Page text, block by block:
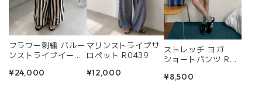
フラワー刺繍 バルー
ンストライプイー
¥24,000
マリンストライプサ
ロペット R0439
¥12,000
ストレッチ ヨガ
ショートパンツ R04
¥8,500